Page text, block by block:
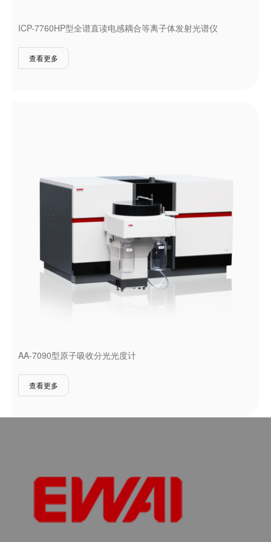
ICP-7760HP型全谱直读电感耦合等离子体发射光谱仪
查看更多
AA-7090型原子吸收分光光度计
查看更多